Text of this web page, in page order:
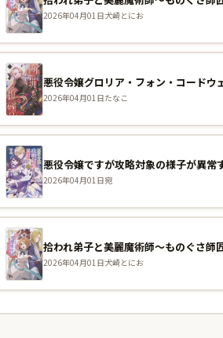
2026年04月01日犬崎とにお
2026年04月01日たなこ
悪役令嬢ですが攻略対象の様子が異常
2026年04月01日宛
2026年04月01日犬崎とにお